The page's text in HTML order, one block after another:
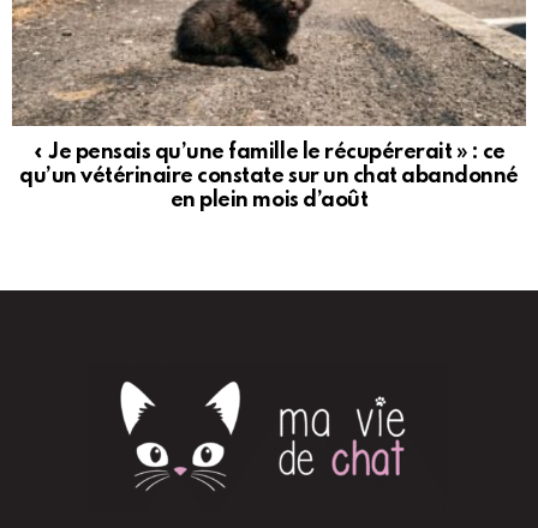
« Je pensais qu’une famille le récupérerait » : ce
qu’un vétérinaire constate sur un chat abandonné
en plein mois d’août